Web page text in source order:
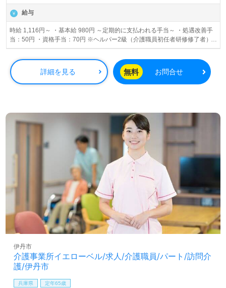
給与
時給 1,116円～ ・基本給 980円 ～定期的に支払われる手当～ ・処遇改善手
当：50円 ・資格手当：70円 ※ヘルパー2級（介護職員初任者研修修了者）
の場合 ・送迎手当：50円 ・地域手当：10円 ・日祝手当：100円/時間 ※資
格手当は、資格による ※試用期間中の給与の変動なし
詳細を見る 無料 お問合せ
介護事業所イエローベル/求人/介護職員/パート/訪問介
護/伊丹市
伊丹市
兵庫県 定年65歳